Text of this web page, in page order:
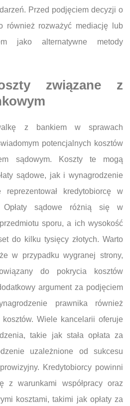
Przed podjęciem decyzji o
również rozważyć mediację lub
jako alternatywne metody
związane z
z bankiem w sprawach
potencjalnych kosztów
sądowym. Koszty te mogą
sądowe, jak i wynagrodzenie
kredytobiorcę w
Opłaty sądowe różnią się w
sporu, a ich wysokość
do kilku tysięcy złotych. Warto
w przypadku wygranej strony,
do pokrycia kosztów
argument za podjęciem
prawnika również
Wiele kancelarii oferuje
takie jak stała opłata za
uzależnione od sukcesu
Kredytobiorcy powinni
z warunkami współpracy oraz
kosztami, takimi jak opłaty za